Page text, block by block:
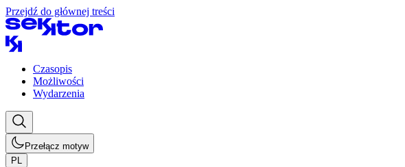
Przejdź do głównej treści
Czasopis
Możliwości
Wydarzenia
Przełącz motyw
PL